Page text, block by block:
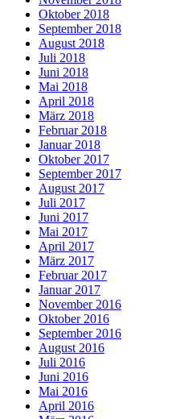
Oktober 2018
September 2018
August 2018
Juli 2018
Juni 2018
Mai 2018
April 2018
März 2018
Februar 2018
Januar 2018
Oktober 2017
September 2017
August 2017
Juli 2017
Juni 2017
Mai 2017
April 2017
März 2017
Februar 2017
Januar 2017
November 2016
Oktober 2016
September 2016
August 2016
Juli 2016
Juni 2016
Mai 2016
April 2016